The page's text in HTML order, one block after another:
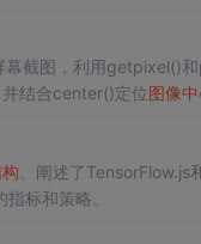
幕截图，利用getpixel()
并结合center()定位图像中
。阐述了TensorFlow.js
标和策略。